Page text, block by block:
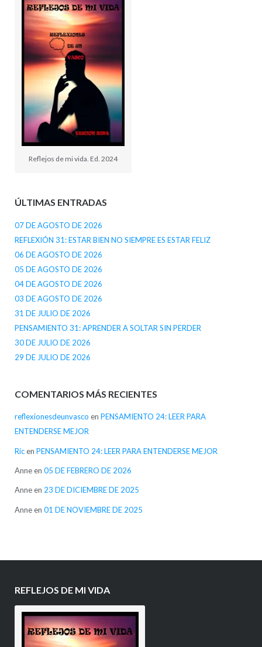
Reflejos de mi vida. Ed. 2024
ÚLTIMAS ENTRADAS
07 DE AGOSTO DE 2026
REFLEXIÓN 31: ESTAR BIEN NO SIEMPRE ES ESTAR FELIZ
06 DE AGOSTO DE 2026
05 DE AGOSTO DE 2026
04 DE AGOSTO DE 2026
03 DE AGOSTO DE 2026
31 DE JULIO DE 2026
PENSAMIENTO 31: APRENDER A SOLTAR SIN PERDER
30 DE JULIO DE 2026
29 DE JULIO DE 2026
COMENTARIOS MÁS RECIENTES
reflexionesdeunvasco en PENSAMIENTO 24: LEER PARA
ENTENDERSE MEJOR
Ricen PENSAMIENTO 24: LEER PARA ENTENDERSE MEJOR
Anneen 05 DE FEBRERO DE 2026
Anneen 23 DE DICIEMBRE DE 2025
Anneen 01 DE NOVIEMBRE DE 2025
REFLEJOS DE MI VIDA